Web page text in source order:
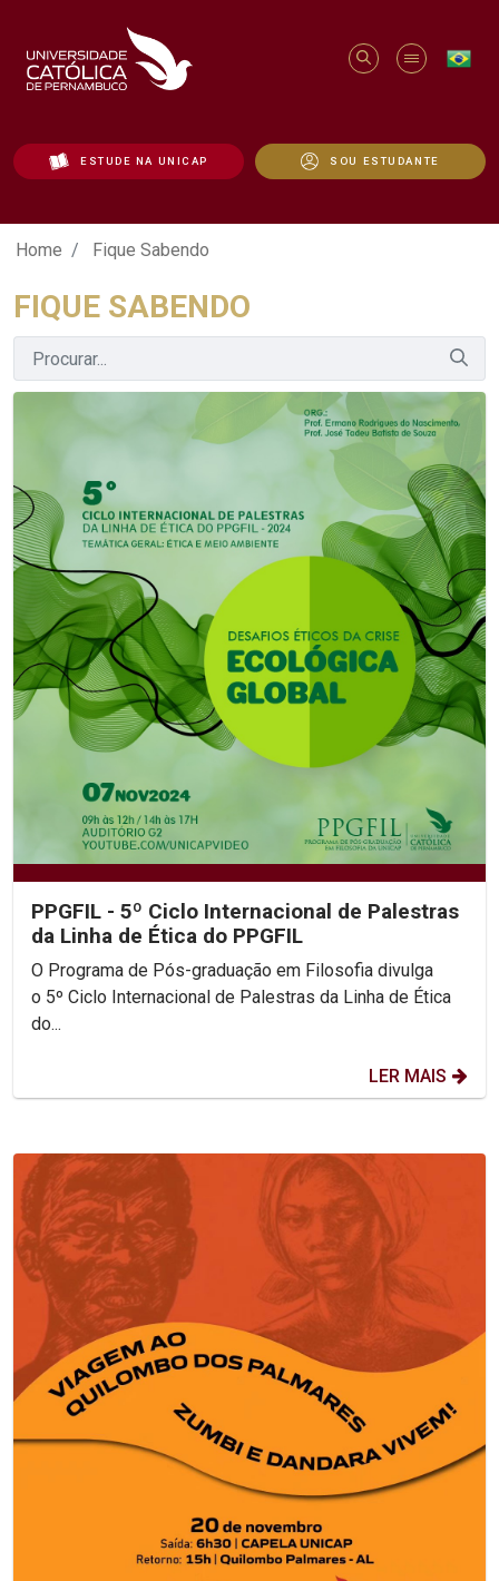
ESTUDE NA UNICAP SOU ESTUDANTE
Fique Sabendo - Unicap
Home Fique Sabendo
FIQUE SABENDO
PPGFIL - 5º Ciclo Internacional de Palestras
da Linha de Ética do PPGFIL
O Programa de Pós-graduação em Filosofia divulga
o 5º Ciclo Internacional de Palestras da Linha de Ética
do...
LER MAIS